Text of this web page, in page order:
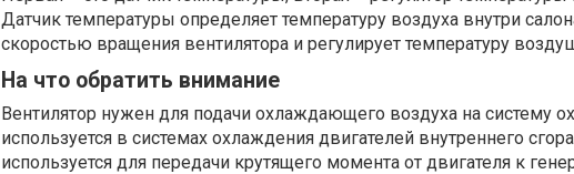
Датчик температуры определяет температуру воздуха внутри
скоростью вращения вентилятора и регулирует температуру
На что обратить внимание
Вентилятор нужен для подачи охлаждающего воздуха на систему
используется в системах охлаждения двигателей внутреннего
используется для передачи крутящего момента от двигателя к